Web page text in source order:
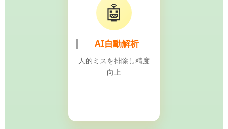
🤖
AI自動解析
人的ミスを排除し精度
向上